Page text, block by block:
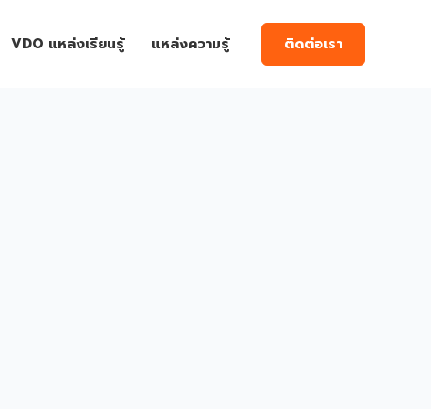
VDO แหล่งเรียนรู้ แหล่งความรู้ ติดต่อเรา